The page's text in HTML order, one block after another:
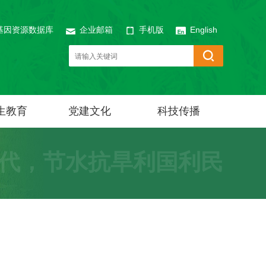
因资源数据库 企业邮箱 手机版 English
教育 党建文化 科技传播
，节水抗旱利国利民